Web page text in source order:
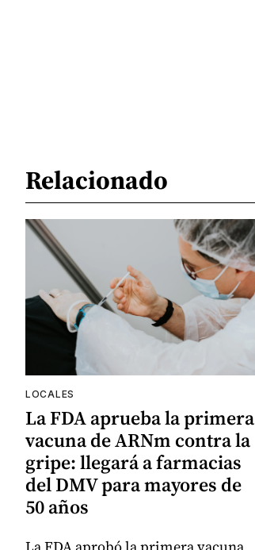
Relacionado
LOCALES
La FDA aprueba la primera
vacuna de ARNm contra la
gripe: llegará a farmacias
del DMV para mayores de
50 años